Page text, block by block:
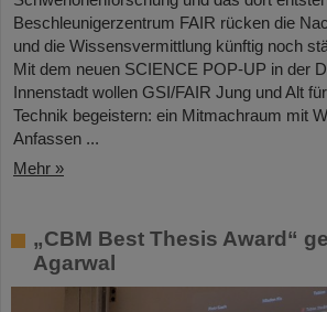
Beschleunigerzentrum FAIR rücken die
und die Wissensvermittlung künftig noch
Mit dem neuen SCIENCE POP-UP in der
Innenstadt wollen GSI/FAIR Jung und Alt
Technik begeistern: ein Mitmachraum mit
Anfassen ...
Mehr »
„CBM Best Thesis Award“
Agarwal